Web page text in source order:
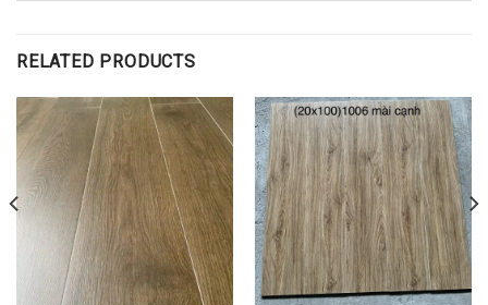
RELATED PRODUCTS